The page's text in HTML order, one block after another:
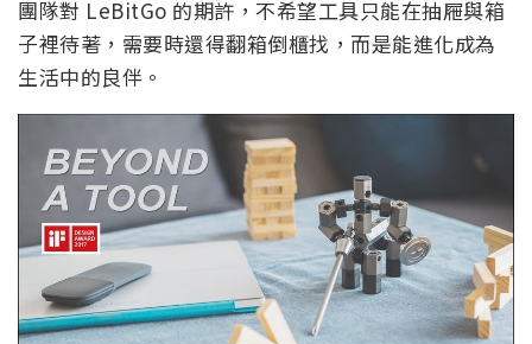
團隊對 LeBitGo 的期許，不希望工具只能在抽屜與箱
子裡待著，需要時還得翻箱倒櫃找，而是能進化成為
生活中的良伴。